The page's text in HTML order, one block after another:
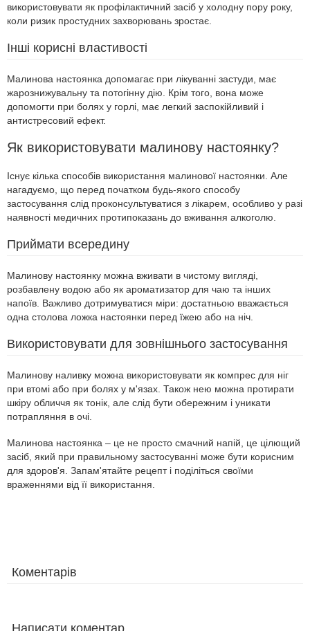
використовувати як профілактичний засіб у холодну пору року,
коли ризик простудних захворювань зростає.
Інші корисні властивості
Малинова настоянка допомагає при лікуванні застуди, має
жарознижувальну та потогінну дію. Крім того, вона може
допомогти при болях у горлі, має легкий заспокійливий і
антистресовий ефект.
Як використовувати малинову настоянку?
Існує кілька способів використання малинової настоянки. Але
нагадуємо, що перед початком будь-якого способу
застосування слід проконсультуватися з лікарем, особливо у разі
наявності медичних протипоказань до вживання алкоголю.
Приймати всередину
Малинову настоянку можна вживати в чистому вигляді,
розбавлену водою або як ароматизатор для чаю та інших
напоїв. Важливо дотримуватися міри: достатньою вважається
одна столова ложка настоянки перед їжею або на ніч.
Використовувати для зовнішнього застосування
Малинову наливку можна використовувати як компрес для ніг
при втомі або при болях у м'язах. Також нею можна протирати
шкіру обличчя як тонік, але слід бути обережним і уникати
потрапляння в очі.
Малинова настоянка – це не просто смачний напій, це цілющий
засіб, який при правильному застосуванні може бути корисним
для здоров'я. Запам'ятайте рецепт і поділіться своїми
враженнями від її використання.
Коментарів